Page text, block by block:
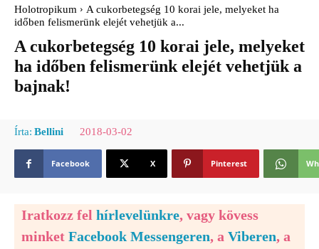
Holotropikum
A cukorbetegség 10 korai jele, melyeket ha
időben felismerünk elejét vehetjük a...
A cukorbetegség 10 korai jele, melyeket
ha időben felismerünk elejét vehetjük a
bajnak!
Írta: Bellini 2018-03-02
Facebook X Pinterest
Iratkozz fel hírlevelünkre, vagy kövess
minket Facebook Messengeren, a Viberen, a